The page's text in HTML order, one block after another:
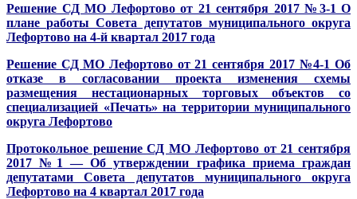
Решение СД МО Лефортово от 21 сентября 2017 №3-1 О
плане работы Совета депутатов муниципального округа
Лефортово на 4-й квартал 2017 года
Решение СД МО Лефортово от 21 сентября 2017 №4-1 Об
отказе в согласовании проекта изменения схемы
размещения нестационарных торговых объектов со
специализацией «Печать» на территории муниципального
округа Лефортово
Протокольное решение СД МО Лефортово от 21 сентября
2017 №1 — Об утверждении графика приема граждан
депутатами Совета депутатов муниципального округа
Лефортово на 4 квартал 2017 года